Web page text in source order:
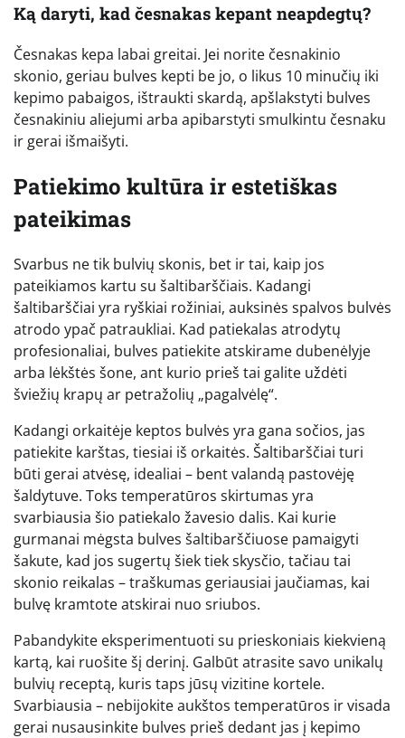
Ką daryti, kad česnakas kepant neapdegtų?
Česnakas kepa labai greitai. Jei norite česnakinio
skonio, geriau bulves kepti be jo, o likus 10 minučių iki
kepimo pabaigos, ištraukti skardą, apšlakstyti bulves
česnakiniu aliejumi arba apibarstyti smulkintu česnaku
ir gerai išmaišyti.
Patiekimo kultūra ir estetiškas
pateikimas
Svarbus ne tik bulvių skonis, bet ir tai, kaip jos
pateikiamos kartu su šaltibarščiais. Kadangi
šaltibarščiai yra ryškiai rožiniai, auksinės spalvos bulvės
atrodo ypač patraukliai. Kad patiekalas atrodytų
profesionaliai, bulves patiekite atskirame dubenėlyje
arba lėkštės šone, ant kurio prieš tai galite uždėti
šviežių krapų ar petražolių „pagalvėlę“.
Kadangi orkaitėje keptos bulvės yra gana sočios, jas
patiekite karštas, tiesiai iš orkaitės. Šaltibarščiai turi
būti gerai atvėsę, idealiai – bent valandą pastovėję
šaldytuve. Toks temperatūros skirtumas yra
svarbiausia šio patiekalo žavesio dalis. Kai kurie
gurmanai mėgsta bulves šaltibarščiuose pamaigyti
šakute, kad jos sugertų šiek tiek skysčio, tačiau tai
skonio reikalas – traškumas geriausiai jaučiamas, kai
bulvę kramtote atskirai nuo sriubos.
Pabandykite eksperimentuoti su prieskoniais kiekvieną
kartą, kai ruošite šį derinį. Galbūt atrasite savo unikalų
bulvių receptą, kuris taps jūsų vizitine kortele.
Svarbiausia – nebijokite aukštos temperatūros ir visada
gerai nusausinkite bulves prieš dedant jas į kepimo